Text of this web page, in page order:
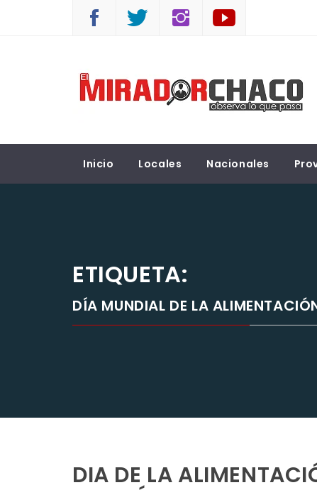
EL MIRADOR CHACO
Inicio Locales Nacionales
ETIQUETA:
DÍA MUNDIAL DE LA
DIA DE LA